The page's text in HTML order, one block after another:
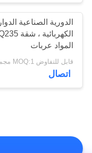
الدورية الصناعية الدوار
المواد عربات
اتصال